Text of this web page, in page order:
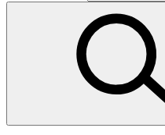
Mat og drikke
Aktiviteter